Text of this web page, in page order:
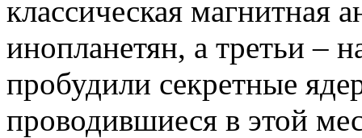
классическая магнитная
инопланетян, а третьи –
пробудили секретные
проводившиеся в этой